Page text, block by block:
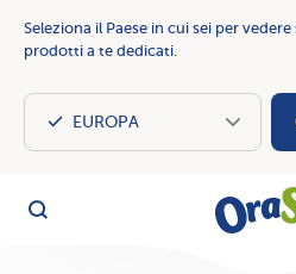
Seleziona il Paese in cui sei per
prodotti a te dedicati.
Cerca